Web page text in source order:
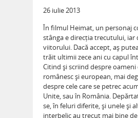
26 iulie 2013
În filmul Heimat, un personaj
stânga e direcția trecutului, iar
viitorului. Dacă accept, aș
trăit ultimii zece ani cu capul
Citind și scriind despre
românesc și european, mai
despre cele care se petrec
Unite, sau în România.
se, în feluri diferite, și unele și
interbelic au trecut mai bine